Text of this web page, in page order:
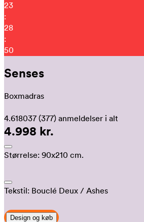
23
:
28
:
41
Senses
Boxmadras
4.618037 (377) anmeldelser i alt
4.998 kr.
Størrelse: 90x210 cm.
Tekstil: Bouclé Deux / Ashes
Design og køb